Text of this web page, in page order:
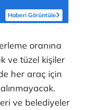
Haberi Görüntüle
oranına
ve tüzel kişiler
her araç için
ve belediyeler